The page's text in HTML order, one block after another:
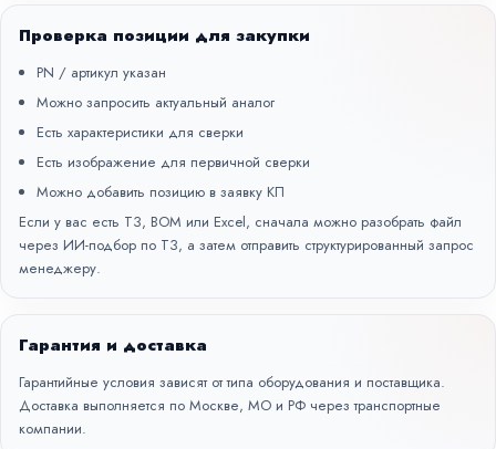
Проверка позиции для закупки
PN / артикул указан
Можно запросить актуальный аналог
Есть характеристики для сверки
Есть изображение для первичной сверки
Можно добавить позицию в заявку КП
Если у вас есть ТЗ, BOM или Excel, сначала можно разобрать файл
через ИИ-подбор по ТЗ, а затем отправить структурированный запрос
менеджеру.
Гарантия и доставка
Гарантийные условия зависят от типа оборудования и поставщика.
Доставка выполняется по Москве, МО и РФ через транспортные
компании.